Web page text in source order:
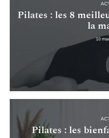
Pilates : les 8
la
10
Pilates : les